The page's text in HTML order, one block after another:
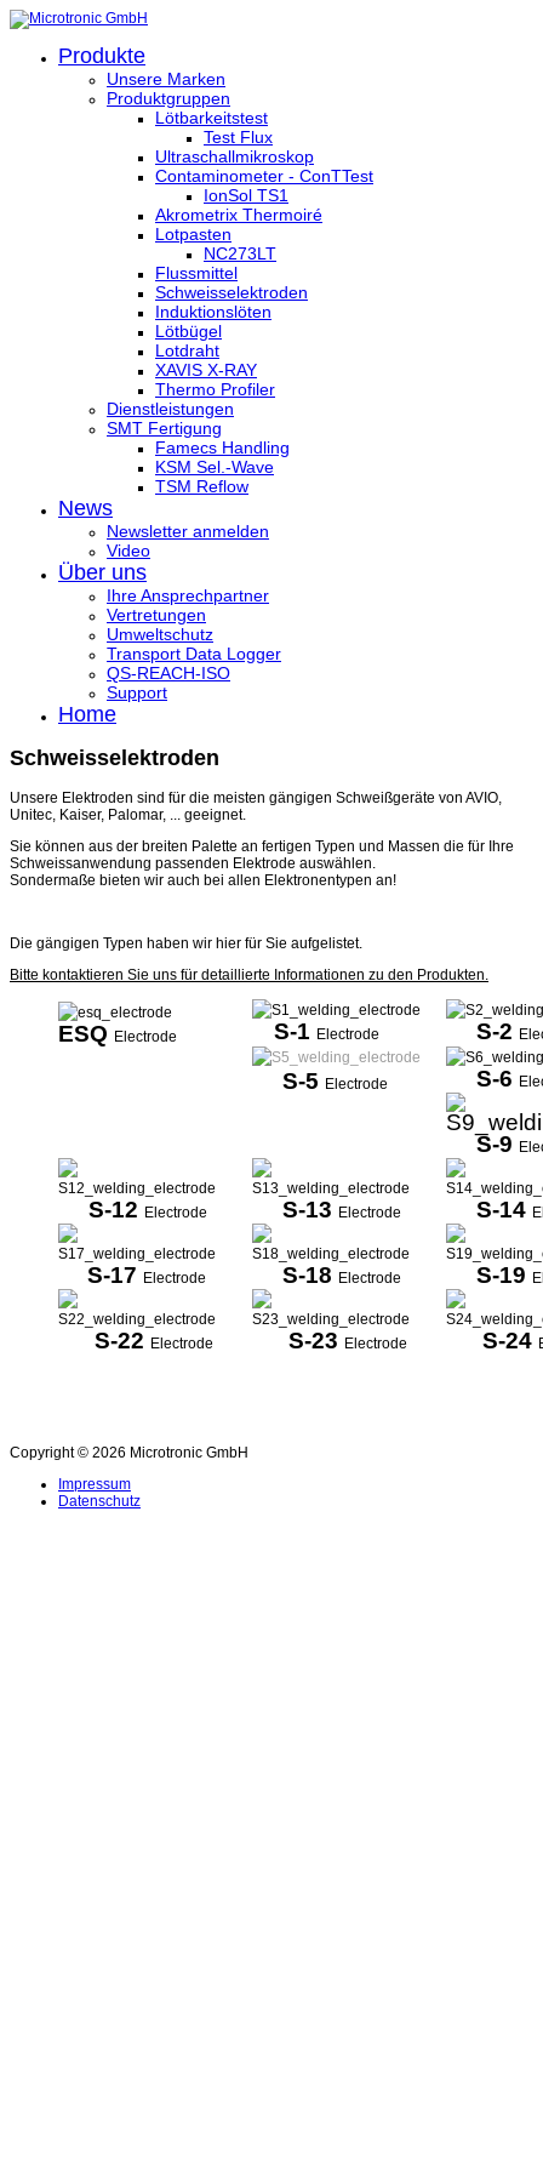
Produkte
Unsere Marken
Produktgruppen
Lötbarkeitstest
Test Flux
Ultraschallmikroskop
Contaminometer - ConTTest
IonSol TS1
Akrometrix Thermoiré
Lotpasten
NC273LT
Flussmittel
Schweisselektroden
Induktionslöten
Lötbügel
Lotdraht
XAVIS X-RAY
Thermo Profiler
Dienstleistungen
SMT Fertigung
Famecs Handling
KSM Sel.-Wave
TSM Reflow
News
Newsletter anmelden
Video
Über uns
Ihre Ansprechpartner
Vertretungen
Umweltschutz
Transport Data Logger
QS-REACH-ISO
Support
Home
Schweisselektroden
Unsere Elektroden sind für die meisten gängigen Schweißgeräte von AVIO,
Unitec, Kaiser, Palomar, ... geeignet.
Sie können aus der breiten Palette an fertigen Typen und Massen die für Ihre
Schweissanwendung passenden Elektrode auswählen.
Sondermaße bieten wir auch bei allen Elektronentypen an!
Die gängigen Typen haben wir hier für Sie aufgelistet.
Bitte kontaktieren Sie uns für detaillierte Informationen zu den Produkten.
ESQ Electrode S-1 Electrode S-2
S-5 Electrode S-6
S-9
S-12 Electrode S-13 Electrode S-14
S-17 Electrode S-18 Electrode S-19
S-22 Electrode S-23 Electrode S-24
Copyright © 2026 Microtronic GmbH
Impressum
Datenschutz